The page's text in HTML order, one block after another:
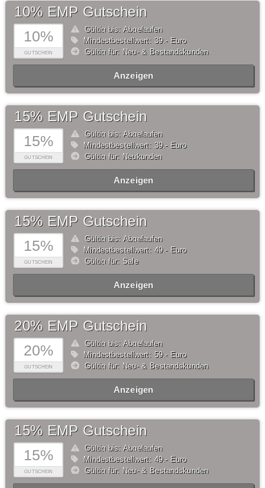
10%
GUTSCHEIN
10% EMP Gutschein
Gültig bis: Abgelaufen
Mindestbestellwert: 39,- Euro
Gültig für: Neu- & Bestandskunden
Anzeigen
15%
GUTSCHEIN
15% EMP Gutschein
Gültig bis: Abgelaufen
Mindestbestellwert: 39,- Euro
Gültig für: Neukunden
Anzeigen
15%
GUTSCHEIN
15% EMP Gutschein
Gültig bis: Abgelaufen
Mindestbestellwert: 49,- Euro
Gültig für: Sale
Anzeigen
20%
GUTSCHEIN
20% EMP Gutschein
Gültig bis: Abgelaufen
Mindestbestellwert: 59,- Euro
Gültig für: Neu- & Bestandskunden
Anzeigen
15%
GUTSCHEIN
15% EMP Gutschein
Gültig bis: Abgelaufen
Mindestbestellwert: 49,- Euro
Gültig für: Neu- & Bestandskunden